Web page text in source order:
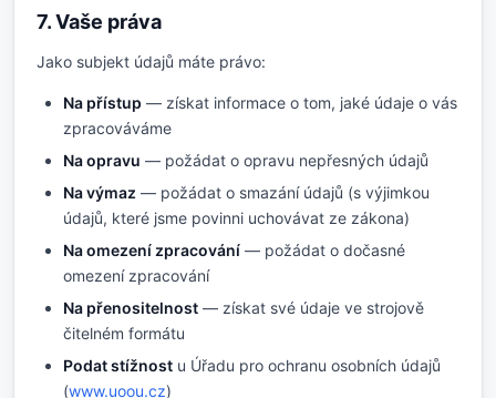
7. Vaše práva
Jako subjekt údajů máte právo:
Na přístup — získat informace o tom, jaké údaje o vás
zpracováváme
Na opravu — požádat o opravu nepřesných údajů
Na výmaz — požádat o smazání údajů (s výjimkou
údajů, které jsme povinni uchovávat ze zákona)
Na omezení zpracování — požádat o dočasné
omezení zpracování
Na přenositelnost — získat své údaje ve strojově
čitelném formátu
Podat stížnost u Úřadu pro ochranu osobních údajů
(www.uoou.cz)